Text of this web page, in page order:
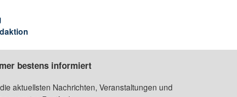
bestens informiert
aktuellsten Nachrichten, Veranstaltungen und